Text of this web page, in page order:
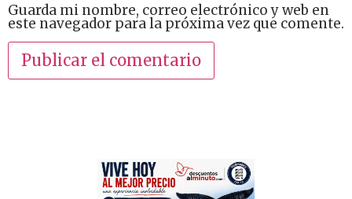
Guarda mi nombre, correo electrónico y web en
este navegador para la próxima vez que comente.